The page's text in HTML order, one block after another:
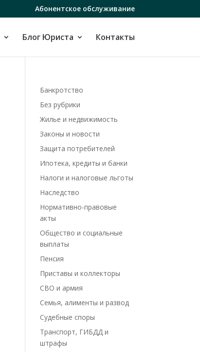
Абонентское обслуживание
Блог Юриста Контакты
Банкротство
Без рубрики
Жилье и недвижимость
Законы и новости
Защита потребителей
Ипотека, кредиты и банки
Налоги и налоговые льготы
Наследство
Нормативно-правовые
акты
Общество и социальные
выплаты
Пенсия
Приставы и коллекторы
СВО и армия
Семья, алименты и развод
Судебные споры
Транспорт, ГИБДД и
штрафы